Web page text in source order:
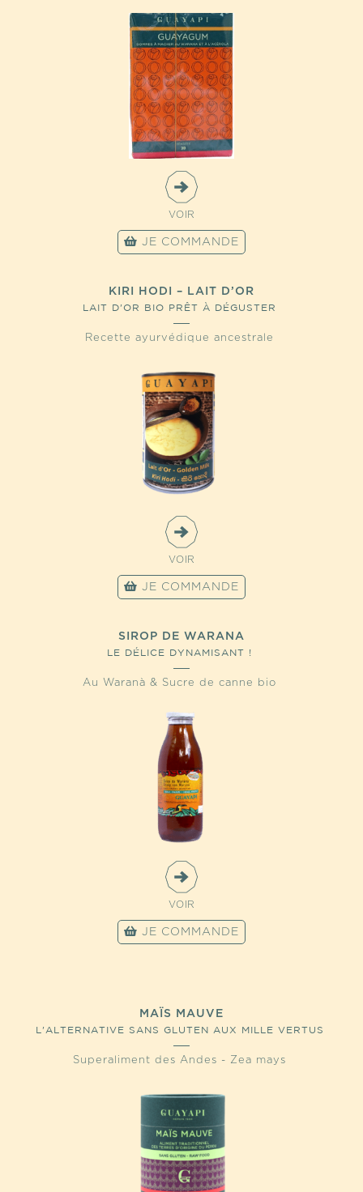
VOIR
JE COMMANDE
KIRI HODI – LAIT D’OR
LAIT D'OR BIO PRÊT À DÉGUSTER
Recette ayurvédique ancestrale
VOIR
JE COMMANDE
SIROP DE WARANA
LE DÉLICE DYNAMISANT !
Au Waranà & Sucre de canne bio
VOIR
JE COMMANDE
MAÏS MAUVE
L'ALTERNATIVE SANS GLUTEN AUX MILLE VERTUS
Superaliment des Andes - Zea mays